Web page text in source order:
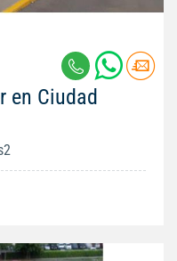
en Ciudad